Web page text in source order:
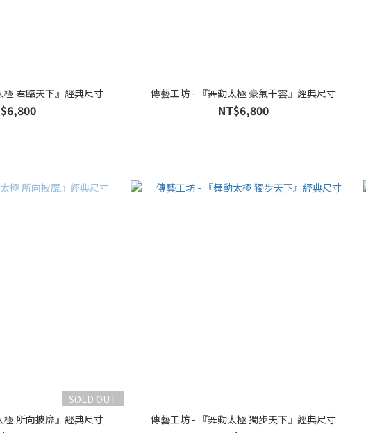
君臨天下』經典尺寸 傳藝工坊 - 『舞動太極 豪氣干雲』經典尺寸
NT$6,800
SOLD OUT
所向披靡』經典尺寸
傳藝工坊 - 『舞動太極 獨步天下』經典尺寸